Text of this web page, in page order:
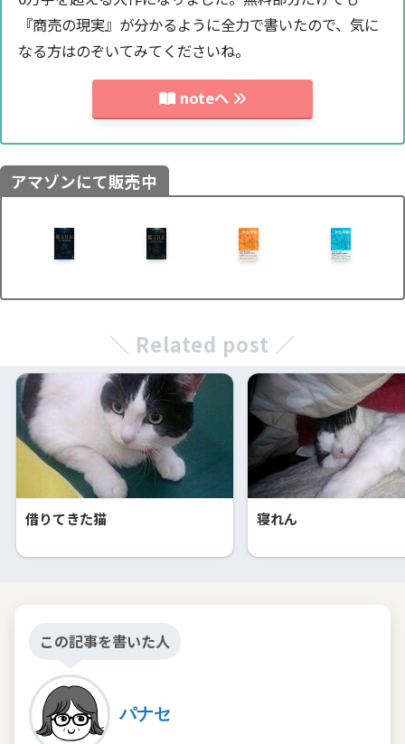
『商売の現実』が分かるように全力で書いたので、気に
なる方はのぞいてみてくださいね。
noteへ
アマゾンにて販売中
＼ Related post ／
借りてきた猫 寝れん
この記事を書いた人
パナセ